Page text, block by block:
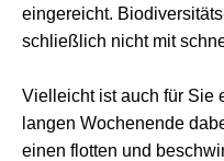
eingereicht.
schließlich nicht mit
Vielleicht ist auch für Sie
langen Wochenende
einen flotten und